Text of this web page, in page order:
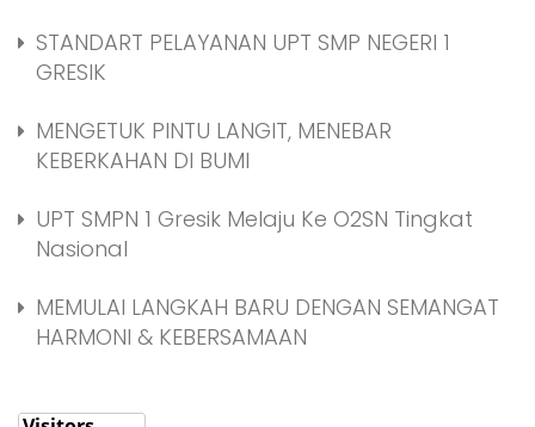
STANDART PELAYANAN UPT SMP NEGERI 1
GRESIK
MENGETUK PINTU LANGIT, MENEBAR
KEBERKAHAN DI BUMI
UPT SMPN 1 Gresik Melaju Ke O2SN Tingkat
Nasional
MEMULAI LANGKAH BARU DENGAN SEMANGAT
HARMONI & KEBERSAMAAN